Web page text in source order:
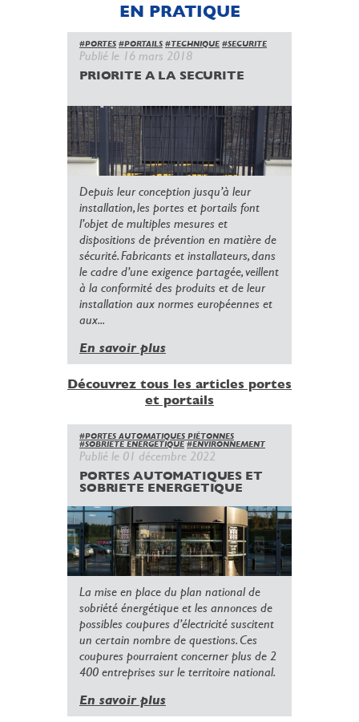
EN PRATIQUE
#PORTES #PORTAILS #TECHNIQUE #SECURITE
Publié le 16 mars 2018
PRIORITE A LA SECURITE
Depuis leur conception jusqu’à leur
installation, les portes et portails font
l’objet de multiples mesures et
dispositions de prévention en matière de
sécurité. Fabricants et installateurs, dans
le cadre d’une exigence partagée, veillent
à la conformité des produits et de leur
installation aux normes européennes et
aux...
En savoir plus
Découvrez tous les articles portes
et portails
#PORTES AUTOMATIQUES PIÉTONNES
#SOBRIETE ENERGETIQUE #ENVIRONNEMENT
Publié le 01 décembre 2022
PORTES AUTOMATIQUES ET
SOBRIETE ENERGETIQUE
La mise en place du plan national de
sobriété énergétique et les annonces de
possibles coupures d’électricité suscitent
un certain nombre de questions. Ces
coupures pourraient concerner plus de 2
400 entreprises sur le territoire national.
En savoir plus